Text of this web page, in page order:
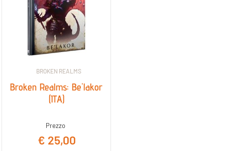
BROKEN REALMS
Broken Realms: Be'lakor
(ITA)
Prezzo
€ 25,00